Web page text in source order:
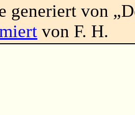
generiert von
von F. H.